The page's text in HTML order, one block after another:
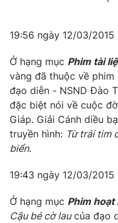
19:56 ngày 12/03/2015
Ở hạng mục Phim tài
vàng đã thuộc về phim
đạo diễn - NSND Đào
đặc biệt nói về cuộc
Giáp. Giải Cánh diều
truyền hình: Từ trái tim
biển.
19:43 ngày 12/03/2015
Ở hạng mục Phim hoạt
Cậu bé cờ laucủa đạo